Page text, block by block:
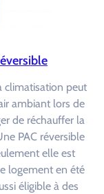
climatisation peut
ambiant lors de
de réchauffer la
PAC réversible
elle est
logement en été
éligible à des